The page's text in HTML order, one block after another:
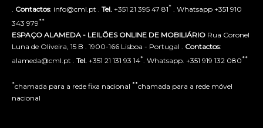
Contactos: info@cml.pt . Tel. +351 21 395 47 81* . Whatsapp +351 910
343 979**
ESPAÇO ALAMEDA - LEILÕES ONLINE DE MOBILIÁRIO Rua Coronel
Luna de Oliveira, 15 B . 1900-166 Lisboa - Portugal . Contactos:
alameda@cml.pt . Tel. +351 21 131 93 14* . Whatsapp. +351 919 132 080**
*chamada para a rede fixa nacional **chamada para a rede móvel
nacional